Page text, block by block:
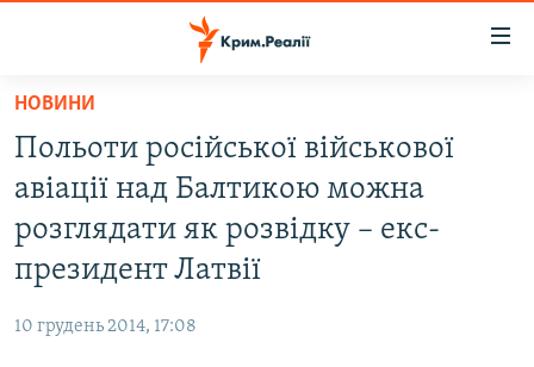
Перейти
основного
матеріалу
до
основної
Перейти
ПОГЛЯД
НОВИНИ
Польоти російської військової
авіації над Балтикою можна
розглядати як розвідку – екс-
президент Латвії
10 грудень 2014, 17:08